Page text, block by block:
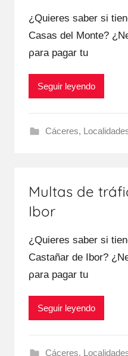
¿Quieres saber ѕi
Casas del Monte?
ρara pagar tu
Seguir leyendo
Cáceres,
Multas de
Ibor
¿Quieres saber ѕi
Castañar dе Ibor?
ρara pagar tu
Seguir leyendo
Cáceres,